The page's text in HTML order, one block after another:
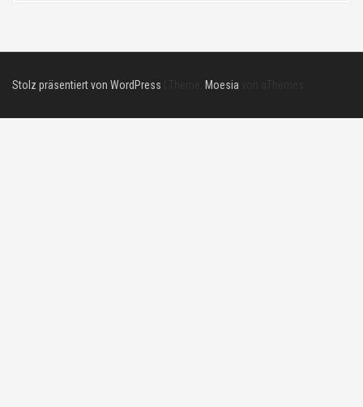
Stolz präsentiert von WordPress Moesia